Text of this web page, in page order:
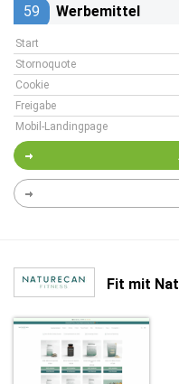
59 Werbemittel
Start
Stornoquote
Cookie
Freigabe
Mobil-Landingpage
Fit mit